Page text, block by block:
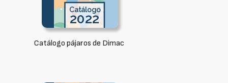
Catálogo pájaros de Dimac